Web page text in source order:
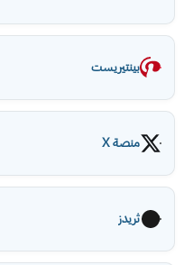
بينتيريست
منصة X
ثريدز